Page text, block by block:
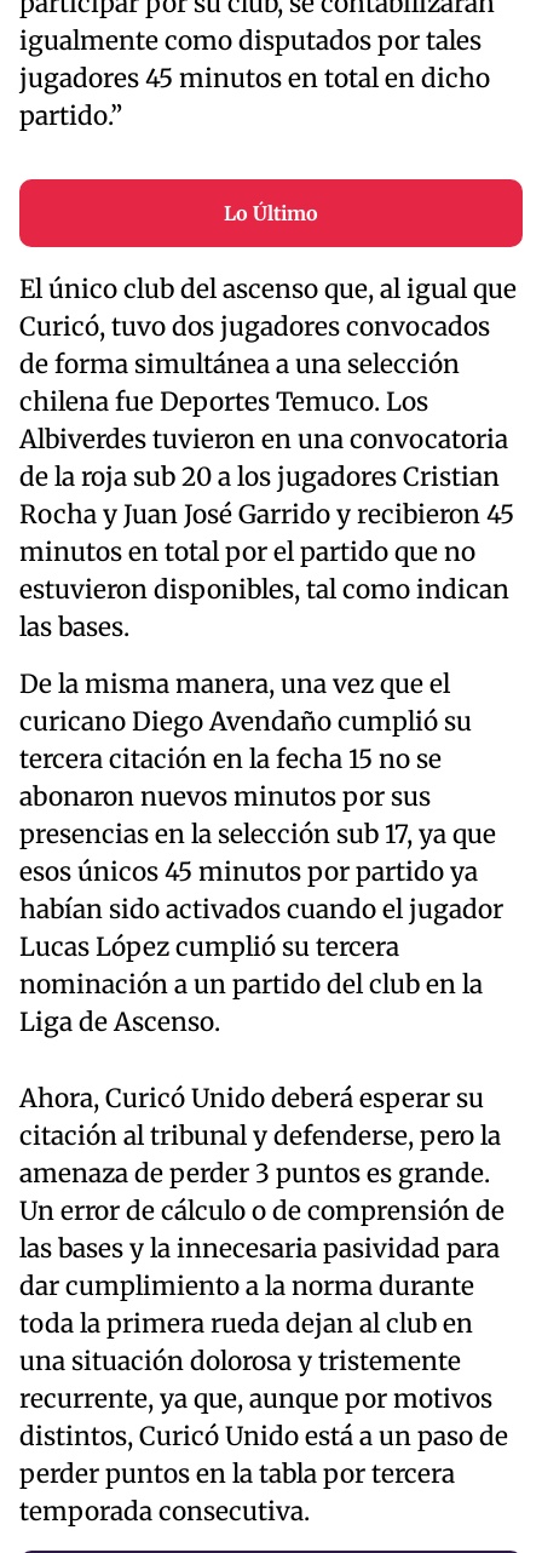
igualmente como disputados por tales
jugadores 45 minutos en total en dicho
partido.”
Lo Último
El único club del ascenso que, al igual que
Curicó, tuvo dos jugadores convocados
de forma simultánea a una selección
chilena fue Deportes Temuco. Los
Albiverdes tuvieron en una convocatoria
de la roja sub 20 a los jugadores Cristian
Rocha y Juan José Garrido y recibieron 45
minutos en total por el partido que no
estuvieron disponibles, tal como indican
las bases.
De la misma manera, una vez que el
curicano Diego Avendaño cumplió su
tercera citación en la fecha 15 no se
abonaron nuevos minutos por sus
presencias en la selección sub 17, ya que
esos únicos 45 minutos por partido ya
habían sido activados cuando el jugador
Lucas López cumplió su tercera
nominación a un partido del club en la
Liga de Ascenso.
Ahora, Curicó Unido deberá esperar su
citación al tribunal y defenderse, pero la
amenaza de perder 3 puntos es grande.
Un error de cálculo o de comprensión de
las bases y la innecesaria pasividad para
dar cumplimiento a la norma durante
toda la primera rueda dejan al club en
una situación dolorosa y tristemente
recurrente, ya que, aunque por motivos
distintos, Curicó Unido está a un paso de
perder puntos en la tabla por tercera
temporada consecutiva.